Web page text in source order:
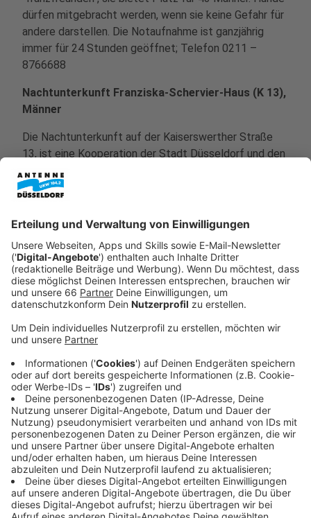
dürfen mitgebracht werden, wenn sie keine Gefahr für
andere darstellen. Die Notaufnahme ist ganzjährig
immer für 24 Stunden geöffnet; Telefon 0211 –
8766688
Nachtunterkunft Franziska-Schervier-Haus (K 13),
Männer
Die Nachtunterkunft auf der Kaiserswerther Straße
13, ist eine Kooperation der Stadt Düsseldorf und den
"franzfreunden", sie bietet Platz für 19 Männer. Die
Öffnungszeiten sind täglich von 19.30 bis 8 Uhr,
Notschlafstelle "Ariadne", Frauen und Mütter mit
Kindern
Die Notschlafstelle "Ariadne" für Frauen auf der
Friedrich-Ebert-Straße 55, mit Tagesaufenthalt, ist ein
Kooperationsprojekt der Stadt Düsseldorf und der
Diakonie Düsseldorf. Hunde dürfen mitgebracht
werden, wenn sie keine Gefahr für andere darstellen.
Sie ist 24 Stunden geöffnet und bietet Platz für 32
Personen; Telefon 0211 - 5806366.
Notschlafstelle "Up Stairs", Frauen und Männer
Die Notschlafstelle "Up Stairs" der Düsseldorfer
Drogenhilfe für Frauen und Männer beﬁndet sich an
der Erkrather Straße 18, Öffnungszeiten täglich von
21.00 bis 8.00 Uhr. Aufnahme zur Übernachtung von
21.00 bis 02.00 Uhr.Telefon: 0211 – 301 44 63 30.